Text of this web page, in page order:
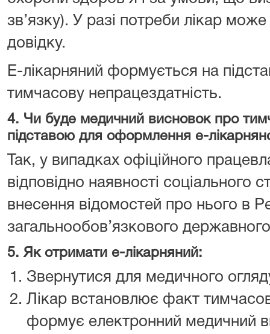
зв’язку). У разі потреби лікар
довідку.
Е-лікарняний формується на
тимчасову непрацездатність.
4. Чи буде медичний висновок про
підставою для оформлення е-
Так, у випадках офіційного
відповідно наявності соціального
внесення відомостей про нього в
загальнообов’язкового
5. Як отримати е-лікарняний:
Звернутися для медичного
Лікар встановлює факт
формує електронний медичний